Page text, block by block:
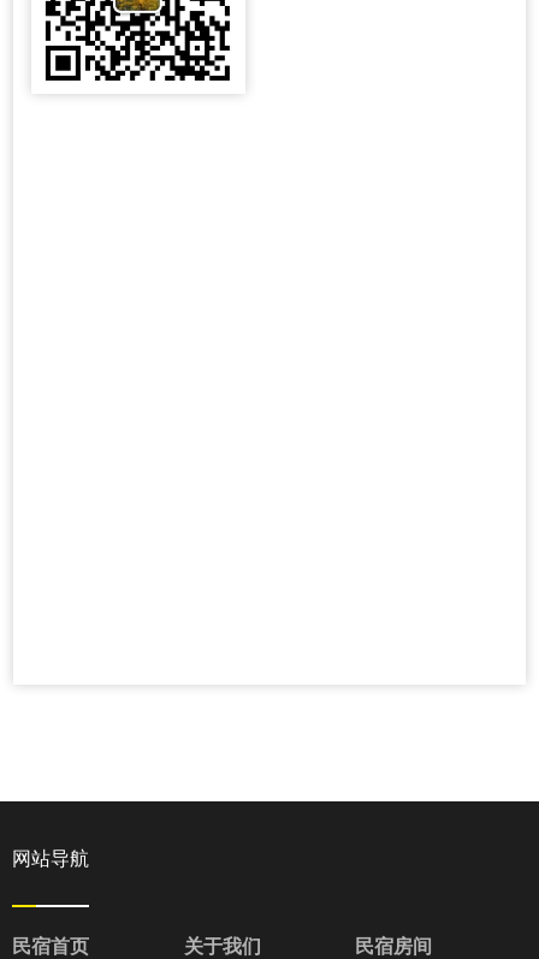
网站导航
民宿首页 关于我们 民宿房间